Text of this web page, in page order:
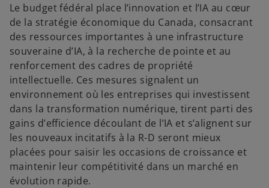
Le budget fédéral place l’innovation et l’IA au cœur
de la stratégie économique du Canada, consacrant
des ressources importantes à une infrastructure
souveraine d’IA, à la recherche de pointe et au
renforcement des cadres de propriété
intellectuelle. Ces mesures signalent un
environnement où les entreprises qui investissent
dans la transformation numérique, tirent parti des
gains d’efficience découlant de l’IA et s’alignent sur
les nouveaux incitatifs à la R-D seront mieux
placées pour saisir les occasions de croissance et
maintenir leur compétitivité dans un marché en
évolution rapide.